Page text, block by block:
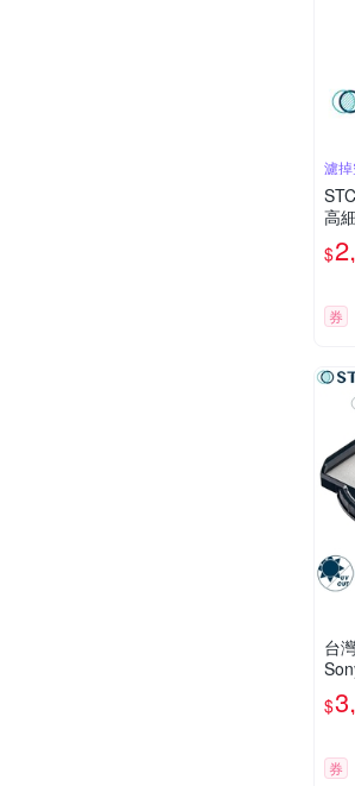
濾
高
司
$
券
台
5(
S
$
券